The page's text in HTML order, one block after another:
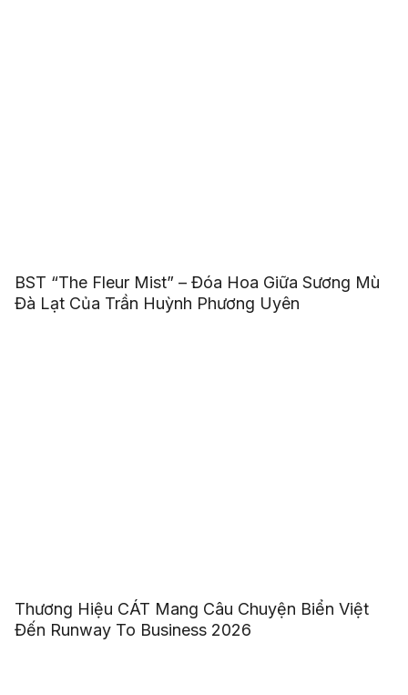
BST “The Fleur Mist” – Đóa Hoa Giữa Sương Mù
Đà Lạt Của Trần Huỳnh Phương Uyên
Thương Hiệu CÁT Mang Câu Chuyện Biển Việt
Đến Runway To Business 2026